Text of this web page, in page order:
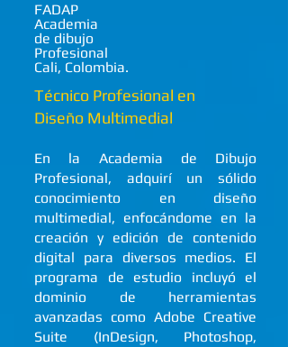
FADAP
Academia
de dibujo
Profesional
Cali, Colombia.
Técnico Profesional en
Diseño Multimedial
En la Academia de Dibujo
Profesional, adquirí un sólido
conocimiento en diseño
multimedial, enfocándome en la
creación y edición de contenido
digital para diversos medios. El
programa de estudio incluyó el
dominio de herramientas
avanzadas como Adobe Creative
Suite (InDesign, Photoshop,